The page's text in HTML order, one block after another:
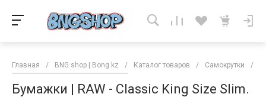
Главная / BNG shop | Bong.kz / Каталог товаров / Самокрутки /
Бумажки | RAW - Classic King Size Slim.